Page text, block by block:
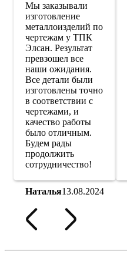
Мы заказывали
изготовление
металлоизделий по
чертежам у ТПК
Элсан. Результат
превзошел все
наши ожидания.
Все детали были
изготовлены точно
в соответствии с
чертежами, и
качество работы
было отличным.
Будем рады
продолжить
сотрудничество!
Наталья13.08.2024